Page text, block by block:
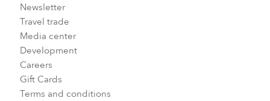
Newsletter
Travel trade
Media center
Development
Careers
Gift Cards
Terms and conditions